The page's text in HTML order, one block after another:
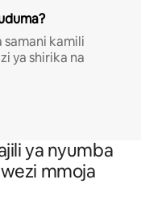
kamili
ya shirika na
ya nyumba
mmoja